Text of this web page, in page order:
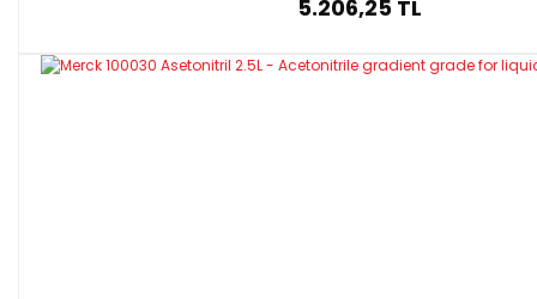
5.206,25 TL